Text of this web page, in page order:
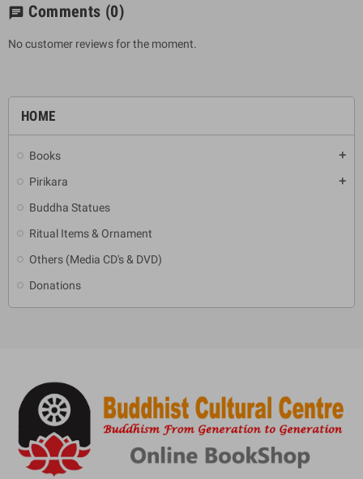
HOME
Books add
Pirikara add
Buddha Statues
Ritual Items & Ornament
Others (Media CD's & DVD)
Donations
chat Comments (0)
No customer reviews for the moment.